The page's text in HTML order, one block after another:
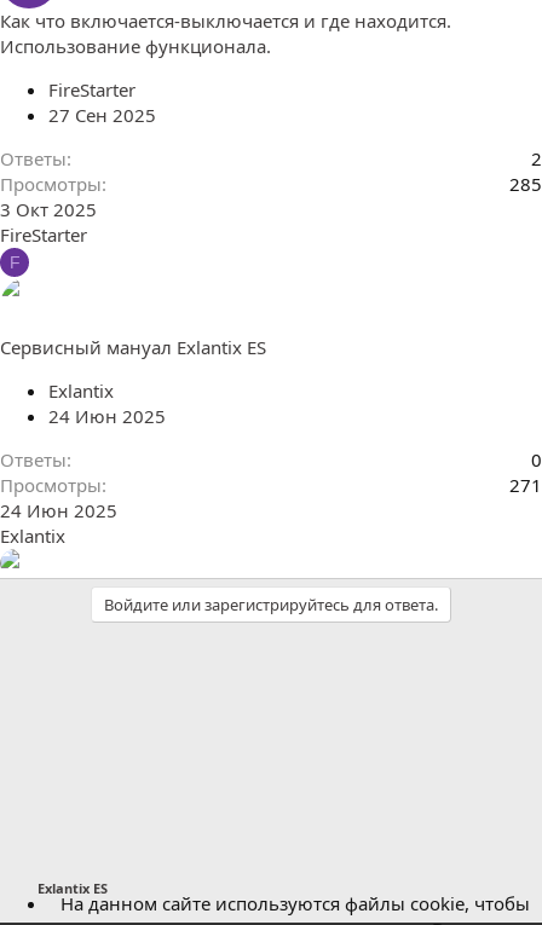
Как что включается-выключается и где находится.
Использование функционала.
FireStarter
27 Сен 2025
Ответы
2
Просмотры
285
3 Окт 2025
FireStarter
F
Сервисный мануал Exlantix ES
Exlantix
24 Июн 2025
Ответы
0
Просмотры
271
24 Июн 2025
Exlantix
Войдите или зарегистрируйтесь для ответа.
Exlantix ES
На данном сайте используются файлы cookie, чтобы